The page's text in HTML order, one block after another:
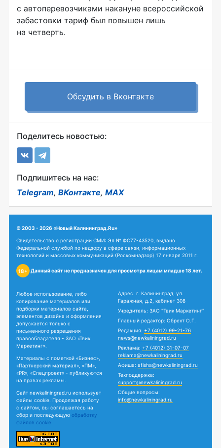
с автоперевозчиками накануне всероссийской
забастовки тариф был повышен лишь
на четверть.
Обсудить в Вконтакте
Поделитесь новостью:
Подпишитесь на нас:
Telegram, ВКонтакте, MAX
© 2003 - 2026 «Новый Калининград.Ru»
Свидетельство о регистрации СМИ: Эл № ФС77-43520, выдано
Федеральной службой по надзору в сфере связи, информационных
технологий и массовых коммуникаций (Роскомнадзор) 17 января 2011 г.
18+ Данный сайт не предназначен для просмотра лицам младше 18 лет.
Любое использование, либо
копирование материалов или
подборки материалов сайта,
элементов дизайна и оформления
допускается только с
письменного разрешения
правообладателя - ЗАО «Твик
Маркетинг».
Материалы с пометкой «Бизнес»,
«Партнерский материал», «ПМ»,
«PR», «Спецпроект» - публикуются
на правах рекламы.
Сайт newkaliningrad.ru использует
файлы cookie. Продолжая работу
с сайтом, вы соглашаетесь на
сбор и последующую обработку
файлов cookie.
Адрес: г. Калининград, ул.
Гаражная, д.2, кабинет 308
Учредитель: ЗАО "Твик Маркетинг"
Главный редактор: Обрехт О.Г.
Редакция: +7 (4012) 99-21-76
news@newkaliningrad.ru
Реклама: +7 (4012) 31-07-07
reklama@newkaliningrad.ru
Афиша: afisha@newkaliningrad.ru
Техподдержка:
support@newkaliningrad.ru
Общие вопросы:
info@newkaliningrad.ru